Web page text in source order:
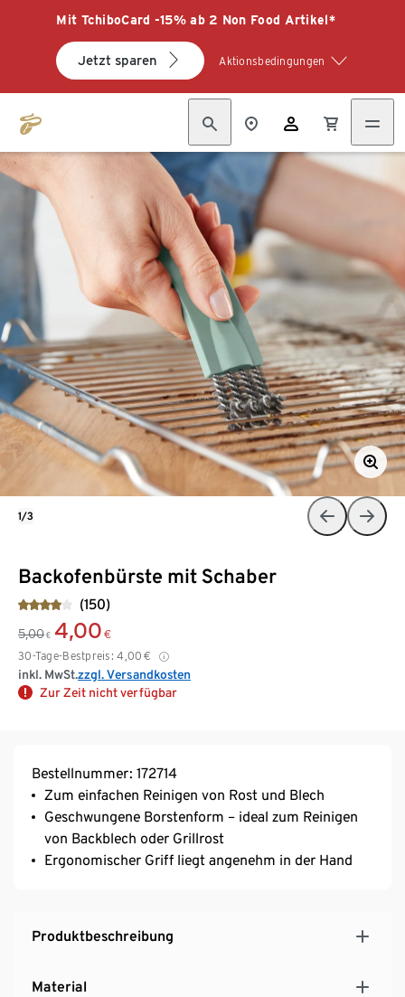
Mit TchiboCard -15% ab 2 Non Food Artikel*
Jetzt sparen Aktionsbedingungen
Backofenbürste mit Schaber
(150)
5,00 € 4,00 €
30-Tage-Bestpreis: 4,00 €
inkl. MwSt.zzgl. Versandkosten
Zur Zeit nicht verfügbar
1/3
Bestellnummer: 172714
Zum einfachen Reinigen von Rost und Blech
Geschwungene Borstenform – ideal zum Reinigen
von Backblech oder Grillrost
Ergonomischer Griff liegt angenehm in der Hand
Produktbeschreibung
Material